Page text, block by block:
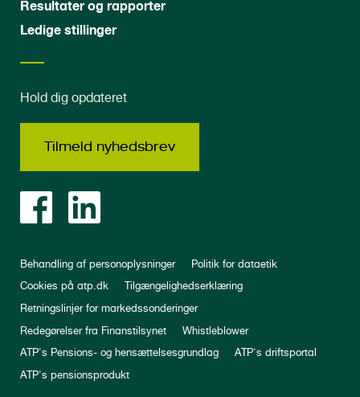
Resultater og rapporter
Ledige stillinger
Hold dig opdateret
Tilmeld nyhedsbrev
Behandling af personoplysninger
Politik for dataetik
Cookies på atp.dk
Tilgængelighedserklæring
Retningslinjer for markedssonderinger
Redegørelser fra Finanstilsynet
Whistleblower
ATP's Pensions- og hensættelsesgrundlag
ATP's driftsportal
ATP's pensionsprodukt